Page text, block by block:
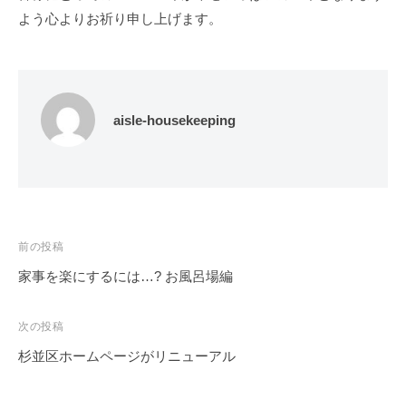
よう心よりお祈り申し上げます。
aisle-housekeeping
投
稿
ビ
ゲ
前の投稿
家事を楽にするには…? お風呂場編
次の投稿
杉並区ホームページがリニューアル